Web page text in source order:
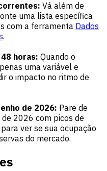
Vá além de
uma lista específica
com a ferramenta Dados
.
horas: Quando o
uma variável e
o impacto no ritmo de
de 2026: Pare de
2026 com picos de
ver se sua ocupação
do mercado.